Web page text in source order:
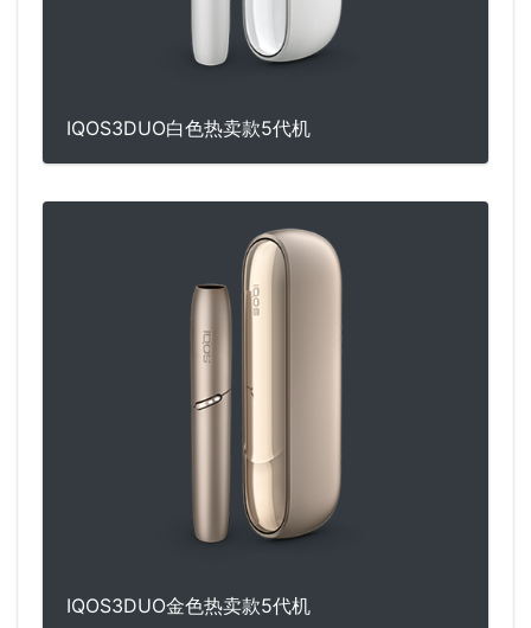
IQOS3DUO白色热卖款5代机
IQOS3DUO金色热卖款5代机